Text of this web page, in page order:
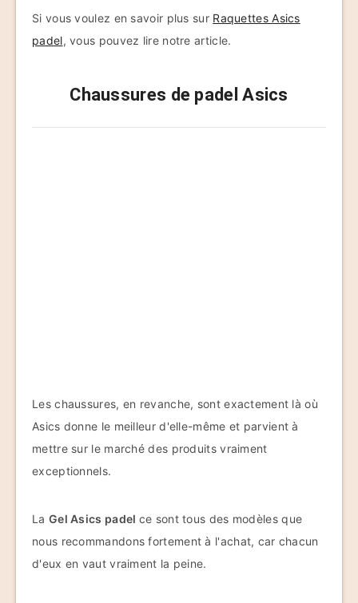
Si vous voulez en savoir plus sur Raquettes Asics
padel, vous pouvez lire notre article.
Chaussures de padel Asics
Les chaussures, en revanche, sont exactement là où
Asics donne le meilleur d'elle-même et parvient à
mettre sur le marché des produits vraiment
exceptionnels.
La Gel Asics padel ce sont tous des modèles que
nous recommandons fortement à l'achat, car chacun
d'eux en vaut vraiment la peine.